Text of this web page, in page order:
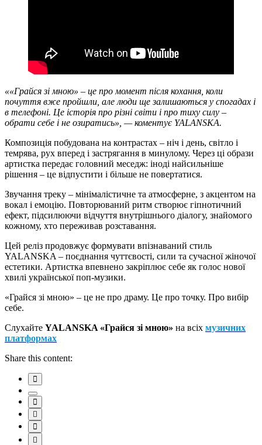
««Грайся зі мною» – це про момент після кохання, коли
почуття вже пройшли, але люди ще залишаються у спогадах і
в телефоні. Це історія про різні світи і про тиху силу –
обрати себе і не озиратись», — коментує YALANSKA.
Композиція побудована на контрастах – ніч і день, світло і
темрява, рух вперед і застрягання в минулому. Через ці образи
артистка передає головний меседж: іноді найсильніше
рішення – це відпустити і більше не повертатися.
Звучання треку – мінімалістичне та атмосферне, з акцентом на
вокал і емоцію. Повторюваний ритм створює гіпнотичний
ефект, підсилюючи відчуття внутрішнього діалогу, знайомого
кожному, хто переживав розставання.
Цей реліз продовжує формувати впізнаваний стиль
YALANSKA – поєднання чуттєвості, сили та сучасної жіночої
естетики. Артистка впевнено закріплює себе як голос нової
хвилі української поп-музики.
«Грайся зі мною» – це не про драму. Це про точку. Про вибір
себе.
Слухайте YALANSKA «Грайся зі мною» на всіх музичних
платформах
Share this content: